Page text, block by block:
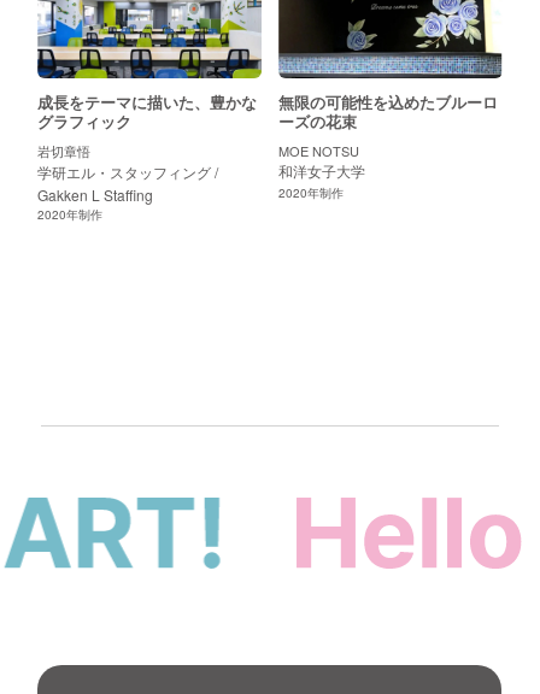
ALL 鉄道 人材 金融 商社/コンサル メーカー 学校/教
サイズ
ALL 11~25平米 25~40平米
地域
成長をテーマに描いた、豊かな
グラフィック
岩切章悟
学研エル・スタッフィング /
Gakken L Staffing
2020年制作
無限の可能性を込めたブルーロ
ーズの花束
MOE NOTSU
和洋女子大学
2020年制作